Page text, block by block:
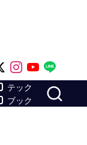
on Facebook
Follow on x
Follow on
Follow
テック
ブック